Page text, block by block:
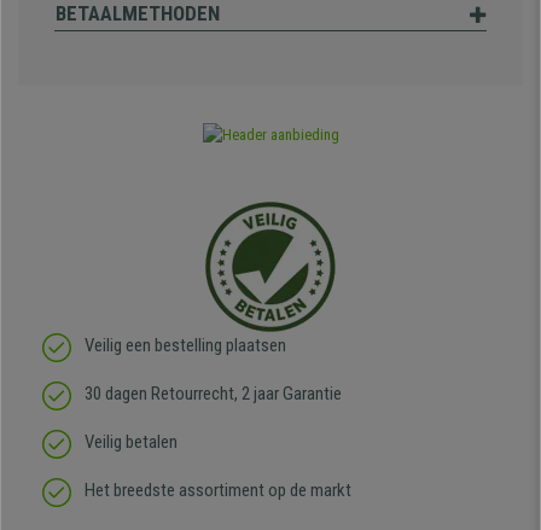
BETAALMETHODEN
Veilig een bestelling plaatsen
30 dagen Retourrecht, 2 jaar Garantie
Veilig betalen
Het breedste assortiment op de markt